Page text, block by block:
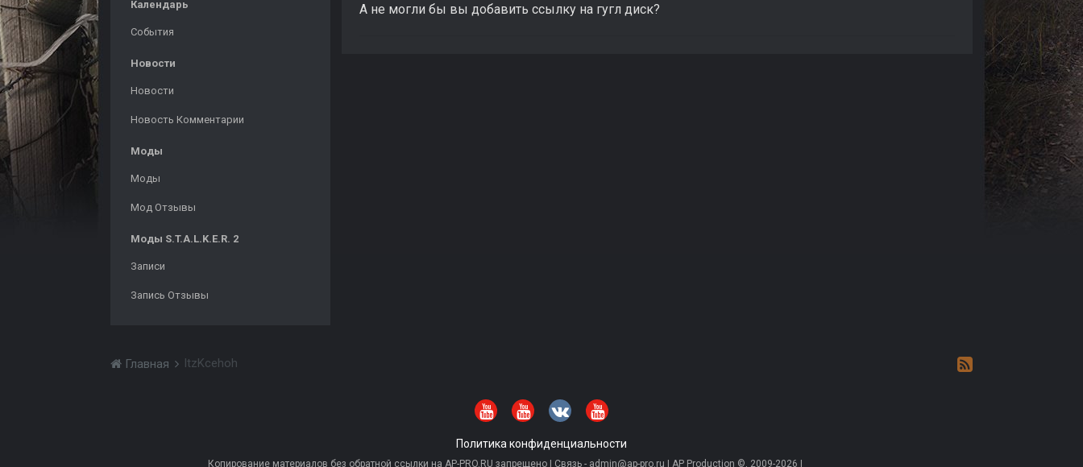
Календарь
События
Новости
Новости
Новость Комментарии
Моды
Моды
Мод Отзывы
Моды S.T.A.L.K.E.R. 2
Записи
Запись Отзывы
А не могли бы вы добавить ссылку на гугл диск?
Главная ItzKcehoh
Политика конфиденциальности
Копирование материалов без обратной ссылки на AP-PRO.RU запрещено | Связь - admin@ap-pro.ru | AP Production ©, 2009-2026 |